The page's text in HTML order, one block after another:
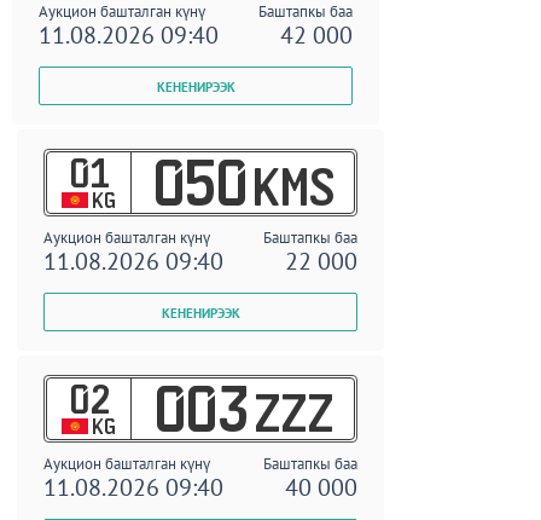
Аукцион башталган күнү Баштапкы баа
11.08.2026 09:40 42 000
01
KG 050 KMS
Аукцион башталган күнү Баштапкы баа
11.08.2026 09:40 22 000
02
KG 003 ZZZ
Аукцион башталган күнү Баштапкы баа
11.08.2026 09:40 40 000